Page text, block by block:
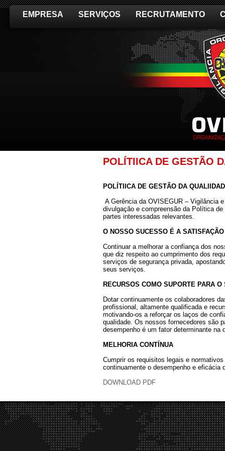
EMPRESA SERVIÇOS RECRUTAMENTO
POLÍTIICA DE GESTÃO
POLÍTIICA DE GESTÃO DA
A Gerência da OVISEGUR – Vigilância
divulgação e compreensão da Política
partes interessadas relevantes.
O NOSSO SUCESSO É A
Continuar a melhorar a confiança dos
que diz respeito ao cumprimento dos
serviços de segurança privada,
seus serviços.
RECURSOS COMO SUPORTE PARA O
Dotar continuamente os colaboradores
profissional, altamente qualificada e
motivando-os a reforçar os laços de
qualidade. Os nossos fornecedores são
desempenho é um fator determinante na
MELHORIA CONTÍNUA
Cumprir os requisitos legais e
continuamente o desempenho e eficácia
DOWNLOAD PDF